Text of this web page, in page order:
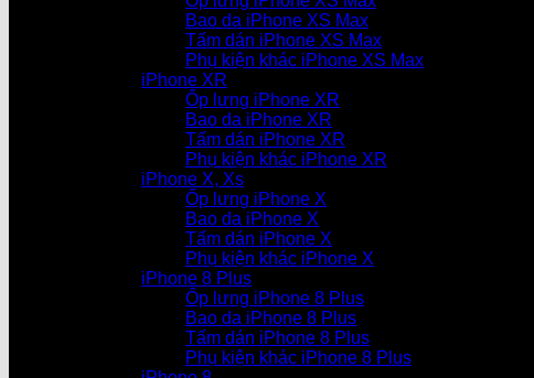
Bao da iPhone XS Max
Tấm dán iPhone XS Max
Phụ kiện khác iPhone XS Max
iPhone XR
Ốp lưng iPhone XR
Bao da iPhone XR
Tấm dán iPhone XR
Phụ kiện khác iPhone XR
iPhone X, Xs
Ốp lưng iPhone X
Bao da iPhone X
Tấm dán iPhone X
Phụ kiện khác iPhone X
iPhone 8 Plus
Ốp lưng iPhone 8 Plus
Bao da iPhone 8 Plus
Tấm dán iPhone 8 Plus
Phụ kiện khác iPhone 8 Plus